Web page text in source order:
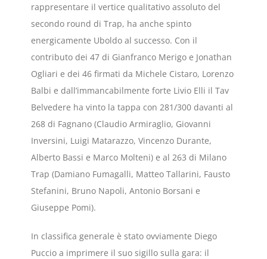
rappresentare il vertice qualitativo assoluto del
secondo round di Trap, ha anche spinto
energicamente Uboldo al successo. Con il
contributo dei 47 di Gianfranco Merigo e Jonathan
Ogliari e dei 46 firmati da Michele Cistaro, Lorenzo
Balbi e dall’immancabilmente forte Livio Elli il Tav
Belvedere ha vinto la tappa con 281/300 davanti al
268 di Fagnano (Claudio Armiraglio, Giovanni
Inversini, Luigi Matarazzo, Vincenzo Durante,
Alberto Bassi e Marco Molteni) e al 263 di Milano
Trap (Damiano Fumagalli, Matteo Tallarini, Fausto
Stefanini, Bruno Napoli, Antonio Borsani e
Giuseppe Pomi).
In classifica generale è stato ovviamente Diego
Puccio a imprimere il suo sigillo sulla gara: il